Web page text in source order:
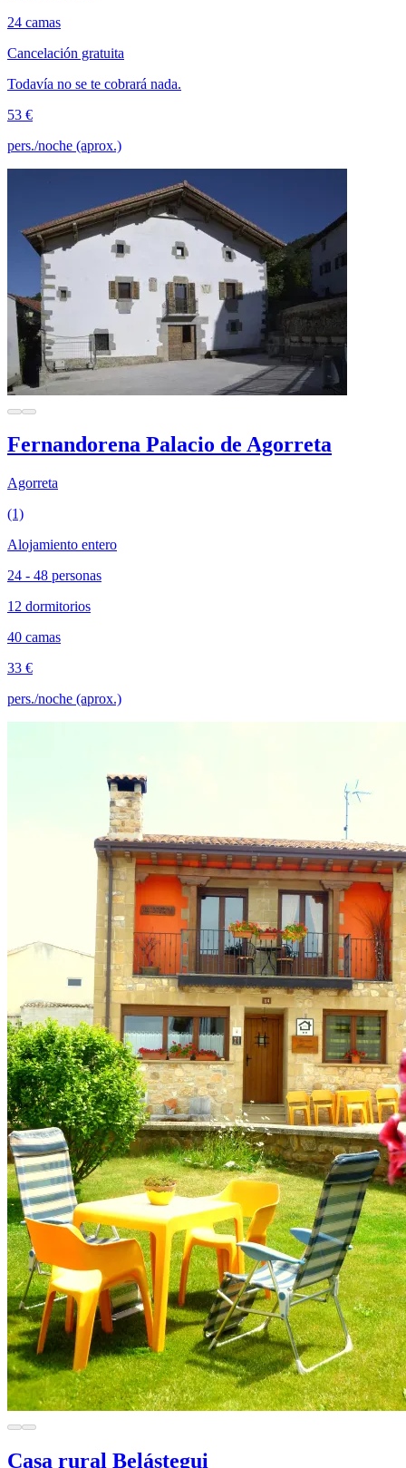
24 camas
Cancelación gratuita
Todavía no se te cobrará nada.
53 €
pers./noche (aprox.)
Fernandorena Palacio de Agorreta
Agorreta
(1)
Alojamiento entero
24 - 48 personas
12 dormitorios
40 camas
33 €
pers./noche (aprox.)
Casa rural Belástegui